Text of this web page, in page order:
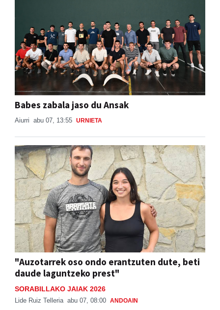
Babes zabala jaso du Ansak
Aiurri abu 07, 13:55 URNIETA
"Auzotarrek oso ondo erantzuten dute, beti
daude laguntzeko prest"
SORABILLAKO JAIAK 2026
Lide Ruiz Telleria abu 07, 08:00 ANDOAIN